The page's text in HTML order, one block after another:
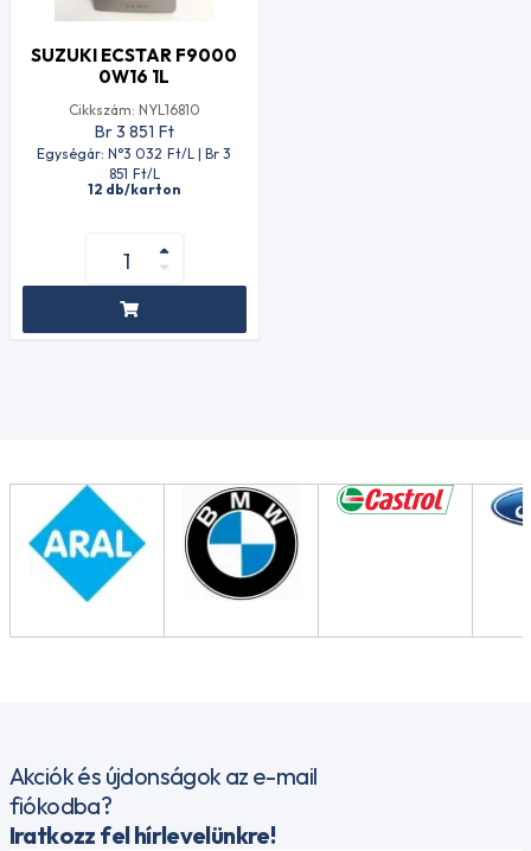
SUZUKI ECSTAR F9000
0W16 1L
Cikkszám: NYL16810
Br 3 851 Ft
Egységár: N°3 032 Ft/L | Br 3
851 Ft/L
12 db/karton
Akciók és újdonságok az e-mail
fiókodba?
Iratkozz fel hírlevelünkre!